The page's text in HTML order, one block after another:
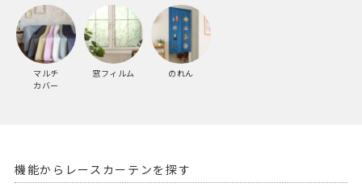
マルチ
カバー
窓フィルム のれん
機能からレースカーテンを探す